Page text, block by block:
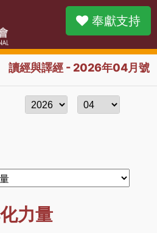
奉獻支持
讀經與譯經 - 2026年04月號
力量